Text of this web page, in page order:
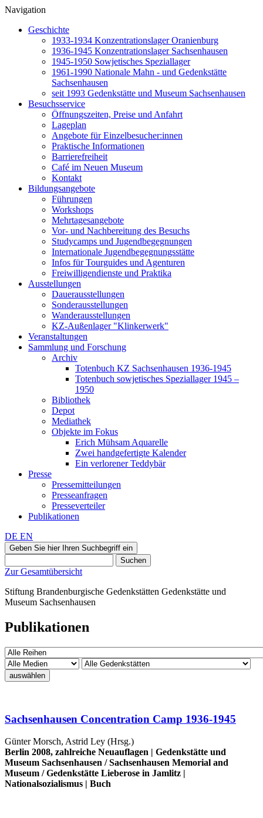
Navigation
Geschichte
1933-1934 Konzentrationslager Oranienburg
1936-1945 Konzentrationslager Sachsenhausen
1945-1950 Sowjetisches Speziallager
1961-1990 Nationale Mahn - und Gedenkstätte
Sachsenhausen
seit 1993 Gedenkstätte und Museum Sachsenhausen
Besuchsservice
Öffnungszeiten, Preise und Anfahrt
Lageplan
Angebote für Einzelbesucher:innen
Praktische Informationen
Barrierefreiheit
Café im Neuen Museum
Kontakt
Bildungsangebote
Führungen
Workshops
Mehrtagesangebote
Vor- und Nachbereitung des Besuchs
Studycamps und Jugendbegegnungen
Internationale Jugendbegegnungsstätte
Infos für Tourguides und Agenturen
Freiwilligendienste und Praktika
Ausstellungen
Dauerausstellungen
Sonderausstellungen
Wanderausstellungen
KZ-Außenlager "Klinkerwerk"
Veranstaltungen
Sammlung und Forschung
Archiv
Totenbuch KZ Sachsenhausen 1936-1945
Totenbuch sowjetisches Speziallager 1945 –
1950
Bibliothek
Depot
Mediathek
Objekte im Fokus
Erich Mühsam Aquarelle
Zwei handgefertigte Kalender
Ein verlorener Teddybär
Presse
Pressemitteilungen
Presseanfragen
Presseverteiler
Publikationen
DE EN
Geben Sie hier Ihren Suchbegriff ein
Suchen
Zur Gesamtübersicht
Stiftung Brandenburgische Gedenkstätten Gedenkstätte und
Museum Sachsenhausen
Publikationen
auswählen
Sachsenhausen Concentration Camp 1936-1945
Günter Morsch, Astrid Ley (Hrsg.)
Berlin 2008, zahlreiche Neuauflagen | Gedenkstätte und
Museum Sachsenhausen /Sachsenhausen Memorial and
Museum /Gedenkstätte Lieberose in Jamlitz |
Nationalsozialismus | Buch